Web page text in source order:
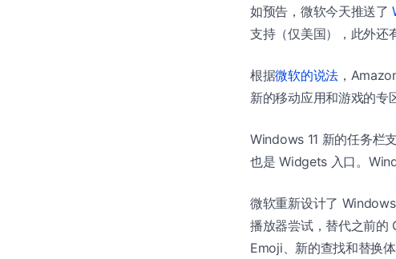
如预告，微软今天推送了
支持（仅美国），此外还
根据微软的说法，
新的移动应用和游戏的专
Windows 11 新的任务栏
也是 Widgets 入口。
微软重新设计了
播放器尝试，替代之前的
Emoji、新的查找和替换体